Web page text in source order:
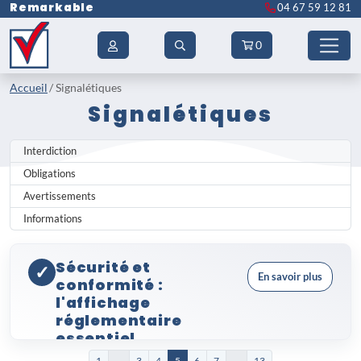
Remarkable 04 67 59 12 81
0
Accueil Signalétiques
Signalétiques
Interdiction
Obligations
Avertissements
Informations
✓ Sécurité et
conformité :
l'affichage
réglementaire
essentiel
En savoir plus